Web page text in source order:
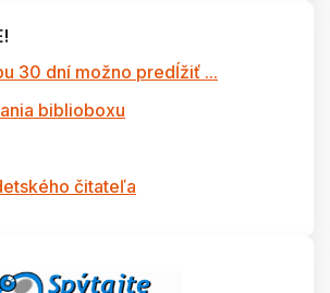
30 dní možno predĺžiť ...
biblioboxu
čitateľa